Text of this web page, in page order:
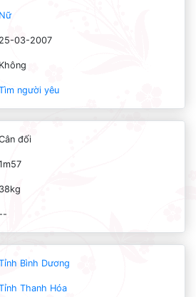
Nữ
25-03-2007
Không
người yêu
đối
38kg
--
Bình Dương
Thanh Hóa